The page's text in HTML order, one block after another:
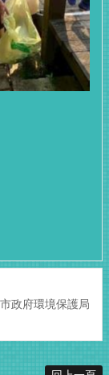
政府環境保護局